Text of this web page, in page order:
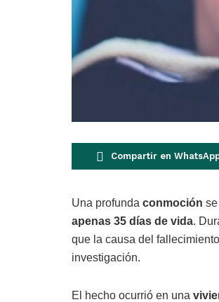
Compartir en
Una profunda conmoción
apenas 35 días de vida.
que la causa del
investigación.
El hecho ocurrió en una